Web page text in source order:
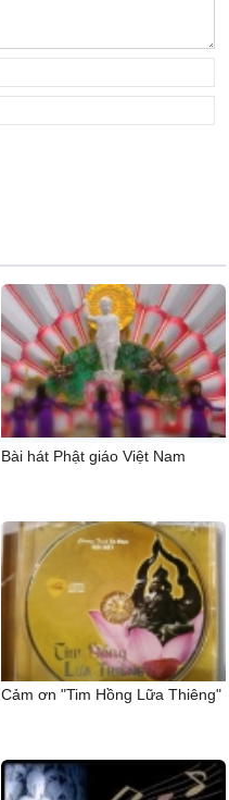
Bài hát Phật giáo Việt Nam
Cảm ơn "Tim Hồng Lữa Thiêng"